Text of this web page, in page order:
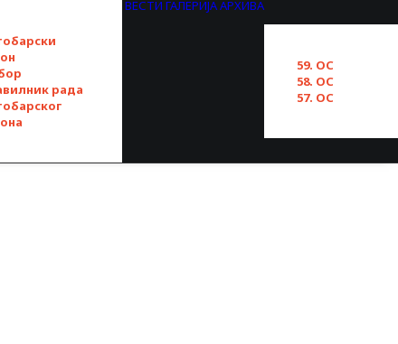
рада
ВЕСТИ ГАЛЕРИЈААРХИВА
59. ОС
58. ОС
57. ОС